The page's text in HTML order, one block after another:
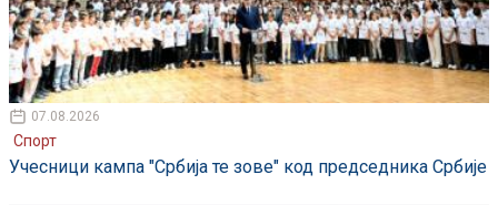
07.08.2026
Спорт
Учесници кампа "Србија те зове" код председника Србије